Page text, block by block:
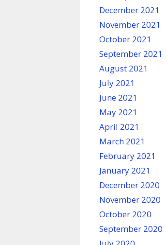
December 2021
November 2021
October 2021
September 2021
August 2021
July 2021
June 2021
May 2021
April 2021
March 2021
February 2021
January 2021
December 2020
November 2020
October 2020
September 2020